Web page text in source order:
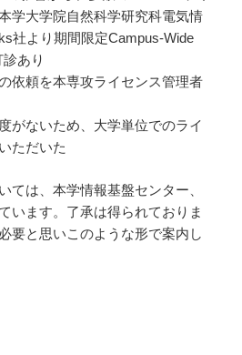
学大学院自然科学研究科電気情
社より期間限定Campus-Wide
あり
依頼を本専攻ライセンス管理者
がないため、大学単位でのライ
ただいた
ては、本学情報基盤センター、
います。了承は得られておりま
要と思いこのような形で案内し